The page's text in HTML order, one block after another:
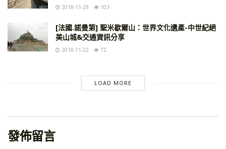
2018-11-29 103
[法國.諾曼第] 聖米歇爾山：世界文化遺產-中世紀絕
美山城&交通資訊分享
2018-11-22 72
LOAD MORE
發佈留言